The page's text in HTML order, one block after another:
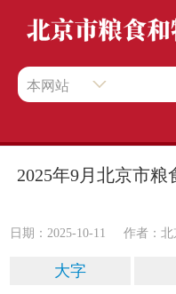
本网站
2025年9月北京市
日期：2025-10-11 作者：​
大字